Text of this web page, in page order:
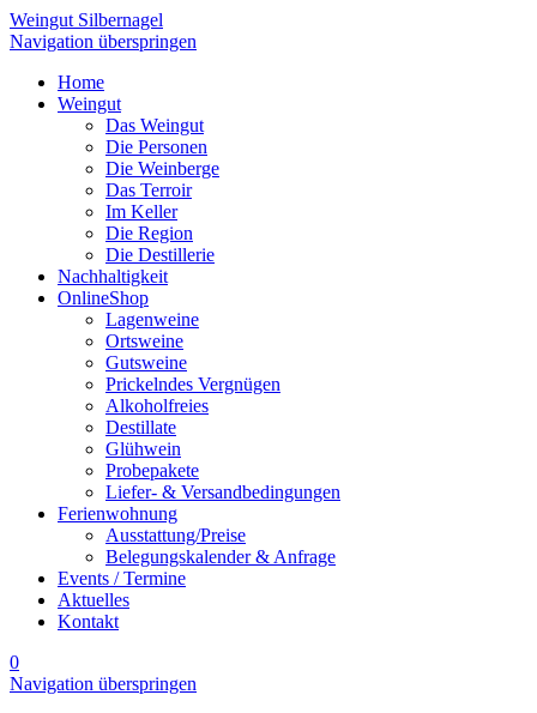
Weingut Silbernagel
Navigation überspringen
Home
Weingut
Das Weingut
Die Personen
Die Weinberge
Das Terroir
Im Keller
Die Region
Die Destillerie
Nachhaltigkeit
OnlineShop
Lagenweine
Ortsweine
Gutsweine
Prickelndes Vergnügen
Alkoholfreies
Destillate
Glühwein
Probepakete
Liefer- & Versandbedingungen
Ferienwohnung
Ausstattung/Preise
Belegungskalender & Anfrage
Events / Termine
Aktuelles
Kontakt
0
Navigation überspringen